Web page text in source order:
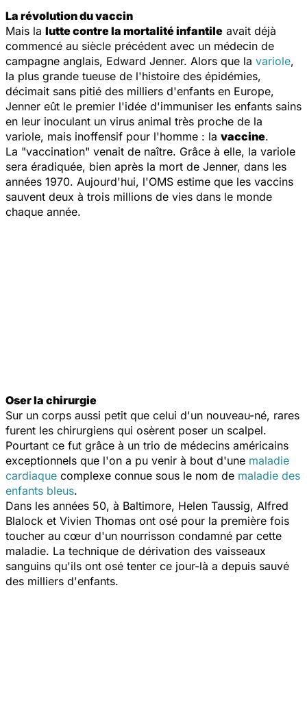
La révolution du vaccin
Mais la lutte contre la mortalité infantile avait déjà
commencé au siècle précédent avec un médecin de
campagne anglais, Edward Jenner. Alors que la variole,
la plus grande tueuse de l'histoire des épidémies,
décimait sans pitié des milliers d'enfants en Europe,
Jenner eût le premier l'idée d'immuniser les enfants sains
en leur inoculant un virus animal très proche de la
variole, mais inoffensif pour l'homme : la vaccine.
La "vaccination" venait de naître. Grâce à elle, la variole
sera éradiquée, bien après la mort de Jenner, dans les
années 1970. Aujourd'hui, l'OMS estime que les vaccins
sauvent deux à trois millions de vies dans le monde
chaque année.
Oser la chirurgie
Sur un corps aussi petit que celui d'un nouveau-né, rares
furent les chirurgiens qui osèrent poser un scalpel.
Pourtant ce fut grâce à un trio de médecins américains
exceptionnels que l'on a pu venir à bout d'une maladie
cardiaque complexe connue sous le nom de maladie des
enfants bleus.
Dans les années 50, à Baltimore, Helen Taussig, Alfred
Blalock et Vivien Thomas ont osé pour la première fois
toucher au cœur d'un nourrisson condamné par cette
maladie. La technique de dérivation des vaisseaux
sanguins qu'ils ont osé tenter ce jour-là a depuis sauvé
des milliers d'enfants.